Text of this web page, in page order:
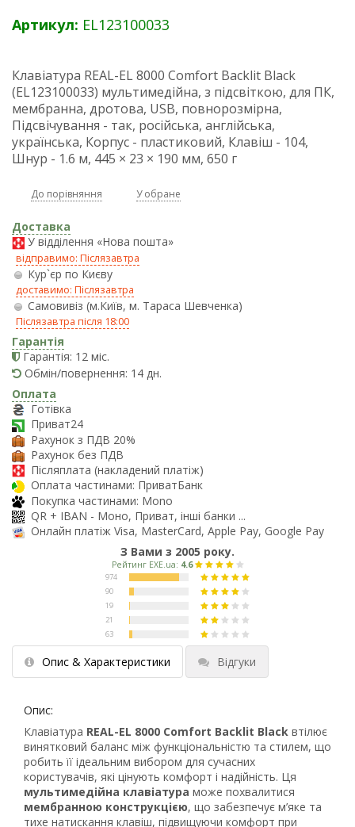
Артикул: EL123100033
Клавіатура REAL-EL 8000 Comfort Backlit Black
(EL123100033) мультимедійна, з підсвіткою, для ПК,
мембранна, дротова, USB, повнорозмірна,
Підсвічування - так, російська, англійська,
українська, Корпус - пластиковий, Клавіш - 104,
Шнур - 1.6 м, 445 × 23 × 190 мм, 650 г
До порівняння У обране
Доставка
У відділення «Нова пошта»
відправимо: Післязавтра
Кур`єр по Києву
доставимо: Післязавтра
Самовивіз (м.Київ, м. Тараса Шевченка)
Післязавтра після 18:00
Гарантія
Гарантія: 12 міс.
Обмін/повернення: 14 дн.
Оплата
Готівка
Приват24
Рахунок з ПДВ 20%
Рахунок без ПДВ
Післяплата (накладений платіж)
Оплата частинами: ПриватБанк
Покупка частинами: Mono
QR + IBAN - Моно, Приват, інші банки ...
Онлайн платіж Visa, MasterCard, Apple Pay, Google Pay
З Вами з 2005 року.
Опис & Характеристики Відгуки
Опис:
Клавіатура REAL-EL 8000 Comfort Backlit Black втілює
винятковий баланс між функціональністю та стилем, що
робить її ідеальним вибором для сучасних
користувачів, які цінують комфорт і надійність. Ця
мультимедійна клавіатура може похвалитися
мембранною конструкцією, що забезпечує м’яке та
тихе натискання клавіш, підвищуючи комфорт при